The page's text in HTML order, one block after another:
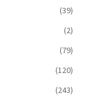
(39)
(2)
(79)
(120)
(243)